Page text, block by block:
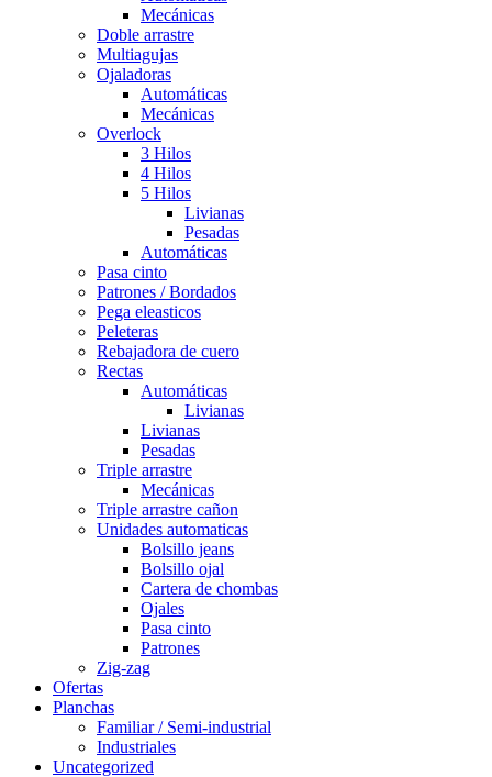
Mecánicas
Doble arrastre
Multiagujas
Ojaladoras
Automáticas
Mecánicas
Overlock
3 Hilos
4 Hilos
5 Hilos
Livianas
Pesadas
Automáticas
Pasa cinto
Patrones / Bordados
Pega eleasticos
Peleteras
Rebajadora de cuero
Rectas
Automáticas
Livianas
Livianas
Pesadas
Triple arrastre
Mecánicas
Triple arrastre cañon
Unidades automaticas
Bolsillo jeans
Bolsillo ojal
Cartera de chombas
Ojales
Pasa cinto
Patrones
Zig-zag
Ofertas
Planchas
Familiar / Semi-industrial
Industriales
Uncategorized